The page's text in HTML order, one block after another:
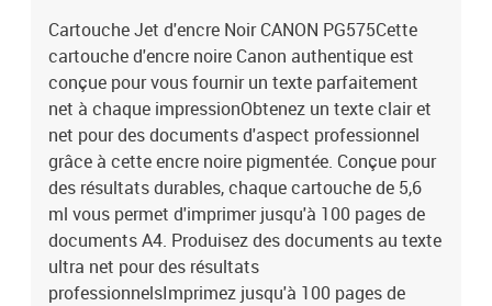
Cartouche Jet d'encre Noir CANON PG575Cette
cartouche d'encre noire Canon authentique est
conçue pour vous fournir un texte parfaitement
net à chaque impressionObtenez un texte clair et
net pour des documents d'aspect professionnel
grâce à cette encre noire pigmentée. Conçue pour
des résultats durables, chaque cartouche de 5,6
ml vous permet d'imprimer jusqu'à 100 pages de
documents A4. Produisez des documents au texte
ultra net pour des résultats
professionnelsImprimez jusqu'à 100 pages de